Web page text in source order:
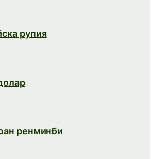
рупия
ренминби